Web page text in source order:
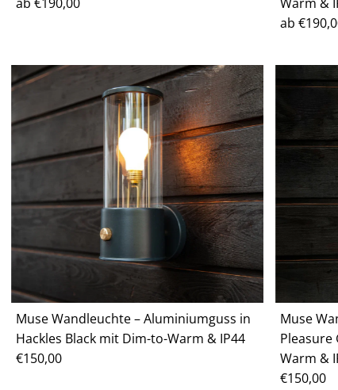
ab
Muse Wandleuchte – Aluminiumguss in
Hackles Black mit Dim-to-Warm & IP44
Regulärer
€150,00
Muse
Pleasure
Warm &
Regulärer
€150,00